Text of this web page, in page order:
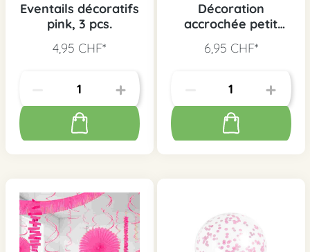
Eventails décoratifs
pink, 3 pcs.
4,95 CHF*
Décoration
accrochée petit
6,95 CHF*